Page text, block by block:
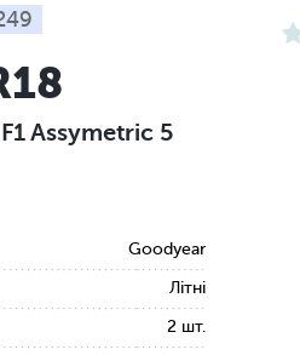
Сезон
Всі
Assymetric 5
Goodyear
Літні
2 шт.